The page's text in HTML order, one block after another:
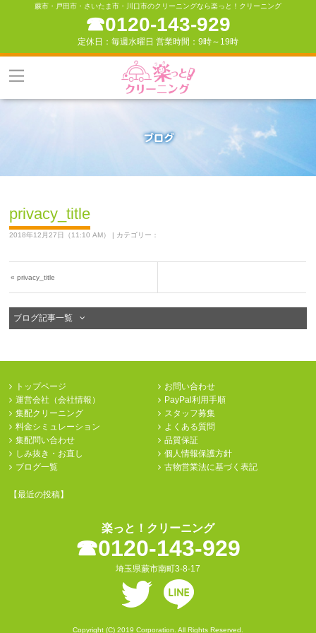
蕨市・戸田市・さいたま市・川口市のクリーニングなら楽っと！クリーニング
☎︎0120-143-929
定休日：毎週水曜日 営業時間：9時～19時
privacy_title
2018年12月27日（11:10 AM） | カテゴリー：
«privacy_title
ブログ記事一覧
トップページ
運営会社（会社情報）
集配クリーニング
料金シミュレーション
集配問い合わせ
しみ抜き・お直し
ブログ一覧
お問い合わせ
PayPal利用手順
スタッフ募集
よくある質問
品質保証
個人情報保護方針
古物営業法に基づく表記
【最近の投稿】
楽っと！クリーニング
☎︎0120-143-929
埼玉県蕨市南町3-8-17
Copyright (C) 2019 Corporation. All Rights Reserved.